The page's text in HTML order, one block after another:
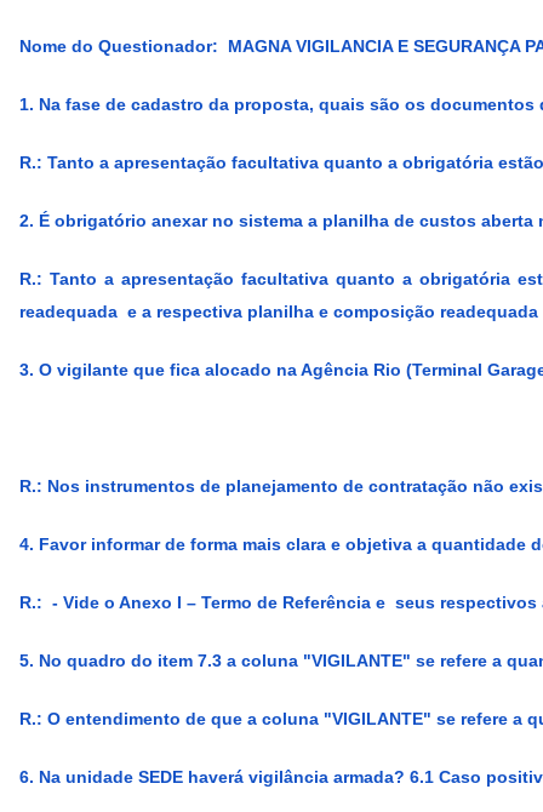
Nome do Questionador: MAGNA VIGILANCIA E SEGURANÇA
1. Na fase de cadastro da proposta, quais são os
R.: Tanto a apresentação facultativa quanto a obrigatória
2. É obrigatório anexar no sistema a planilha de custos aberta
R.: Tanto a apresentação facultativa quanto a obrigatória
readequada e a respectiva planilha e composição
3. O vigilante que fica alocado na Agência Rio (Terminal
R.: Nos instrumentos de planejamento de contratação não
4. Favor informar de forma mais clara e objetiva a quantidade
R.: - Vide o Anexo I – Termo de Referência e seus
5. No quadro do item 7.3 a coluna "VIGILANTE" se refere a
R.: O entendimento de que a coluna "VIGILANTE" se refere
6. Na unidade SEDE haverá vigilância armada? 6.1 Caso